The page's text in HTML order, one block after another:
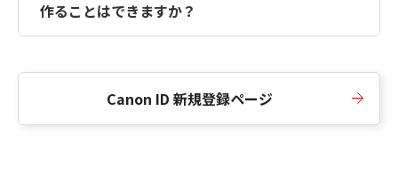
作ることはできますか？
Canon ID 新規登録ページ